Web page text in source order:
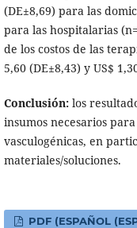
(DE±8,69) para las
para las hospitalarias
de los costos de las
5,60 (DE±8,43) y US$
Conclusión:los
insumos necesarios
vasculogénicas, en
materiales/soluciones.
PDF (ESPAÑOL